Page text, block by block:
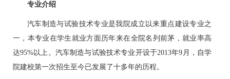
专业介绍
汽车制造与试验技术专业是我院成立以来重点建设专业之
一，本专业在学生就业方面历年来在全院名列前茅，就业率高
达95%以上。汽车制造与试验技术专业开设于2013年9月，自学
院建校第一次招生至今已发展了十多年的历程。